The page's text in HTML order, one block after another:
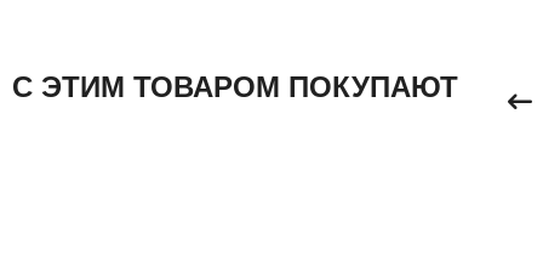
С ЭТИМ ТОВАРОМ ПОКУПАЮТ